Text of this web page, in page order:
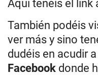
Aquí tenéis el link
También podéis
ver más y sino
dudéis en acudir
Facebook donde